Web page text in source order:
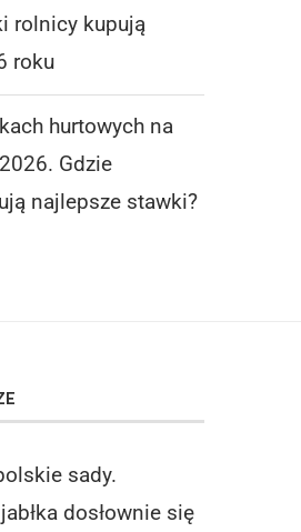
rolnicy kupują
roku
hurtowych na
Gdzie
najlepsze stawki?
sady.
dosłownie się